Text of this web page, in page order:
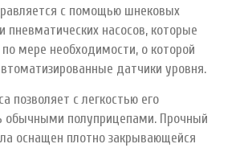
с помощью шнековых
пневматических насосов, которые
мере необходимости, о которой
датчики уровня.
позволяет с легкостью его
обычными полуприцепами. Прочный
оснащен плотно закрывающейся